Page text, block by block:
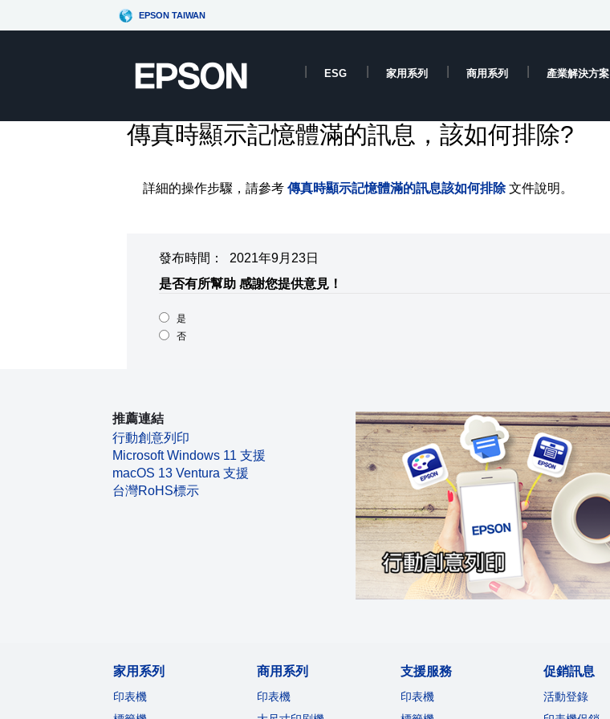
EPSON TAIWAN
ESG 家用系列 商用系列 產業解決方案
傳真時顯示記憶體滿的訊息，該如何排除?
詳細的操作步驟，請參考 傳真時顯示記憶體滿的訊息該如何排除文件說明。
發布時間： 2021年9月23日
是否有所幫助 感謝您提供意見！
是
否
推薦連結
行動創意列印
Microsoft Windows 11 支援
macOS 13 Ventura 支援
台灣RoHS標示
家用系列
印表機
商用系列
印表機
支援服務
印表機
促銷訊息
活動登錄